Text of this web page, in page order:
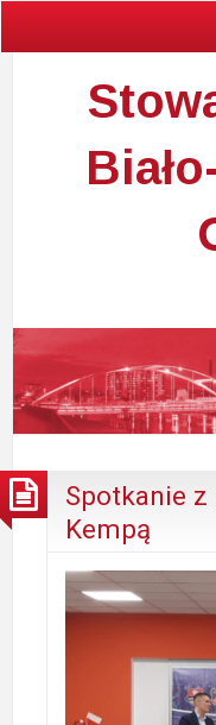
Spotkanie
Kempą